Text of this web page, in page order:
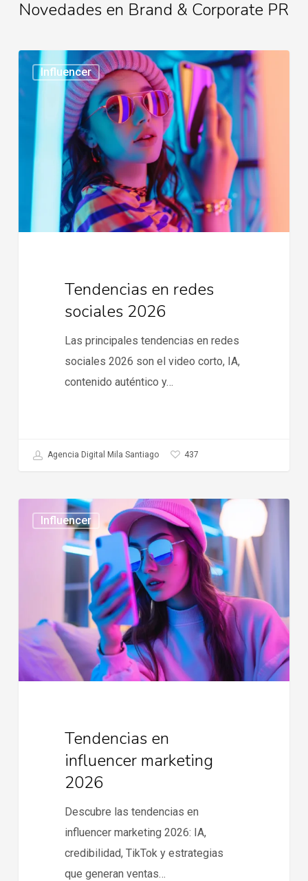
Novedades en Brand & Corporate PR
Influencer
Tendencias
redes
sociales
2026
Tendencias en redes
sociales 2026
Las principales tendencias en redes
sociales 2026 son el video corto, IA,
contenido auténtico y…
Agencia Digital Mila Santiago 437
Influencer
Tendencias
influencer
Tendencias en
influencer marketing
2026
Descubre las tendencias en
influencer marketing 2026: IA,
credibilidad, TikTok y estrategias
que generan ventas…